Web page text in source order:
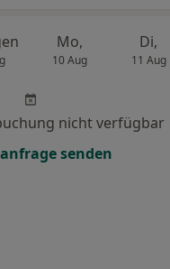
Mo,
10 Aug
Di,
11 Aug
nicht verfügbar
senden